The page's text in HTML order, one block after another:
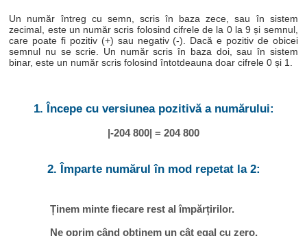
Un număr întreg cu semn, scris în baza zece, sau în sistem
zecimal, este un număr scris folosind cifrele de la 0 la 9 și semnul,
care poate fi pozitiv (+) sau negativ (-). Dacă e pozitiv de obicei
semnul nu se scrie. Un număr scris în baza doi, sau în sistem
binar, este un număr scris folosind întotdeauna doar cifrele 0 și 1.
1. Începe cu versiunea pozitivă a numărului:
|-204 800| = 204 800
2. Împarte numărul în mod repetat la 2:
Ținem minte fiecare rest al împărțirilor.
Ne oprim când obținem un cât egal cu zero.